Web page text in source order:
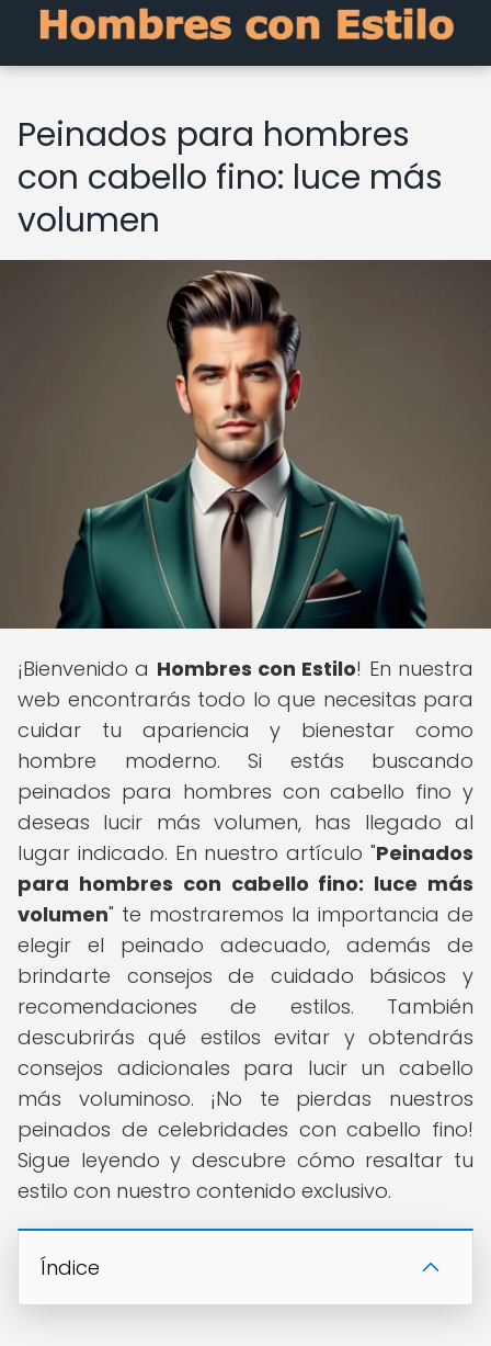
Peinados para hombres
con cabello fino: luce más
volumen
¡Bienvenido a Hombres con Estilo! En nuestra
web encontrarás todo lo que necesitas para
cuidar tu apariencia y bienestar como
hombre moderno. Si estás buscando
peinados para hombres con cabello fino y
deseas lucir más volumen, has llegado al
lugar indicado. En nuestro artículo "Peinados
para hombres con cabello fino: luce más
volumen" te mostraremos la importancia de
elegir el peinado adecuado, además de
brindarte consejos de cuidado básicos y
recomendaciones de estilos. También
descubrirás qué estilos evitar y obtendrás
consejos adicionales para lucir un cabello
más voluminoso. ¡No te pierdas nuestros
peinados de celebridades con cabello fino!
Sigue leyendo y descubre cómo resaltar tu
estilo con nuestro contenido exclusivo.
Índice